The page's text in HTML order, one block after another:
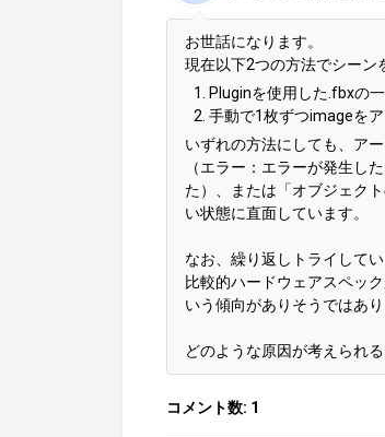
お世話になります。
現在以下2つの方法でシーン
Pluginを使用した.fbxの
手動で1枚ずつimageを
いずれの方法にしても、ア
（エラー：エラーが発生し
た）、または「オブジェク
い状態に直面しています。
なお、繰り返しトライして
比較的ハードウェアスペッ
いう傾向がありそうではあり
どのような原因が考えられる
コメント数: 1